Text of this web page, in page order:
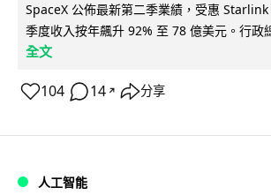
SpaceX 公佈最新第二季業績，受惠 Starlink
季度收入按年飆升 92% 至 78 億美元。行政
全文
104 14 ↗ 分享
人工智能